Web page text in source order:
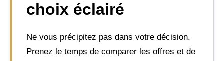
choix éclairé
Ne vous précipitez pas dans votre décision.
Prenez le temps de comparer les offres et de